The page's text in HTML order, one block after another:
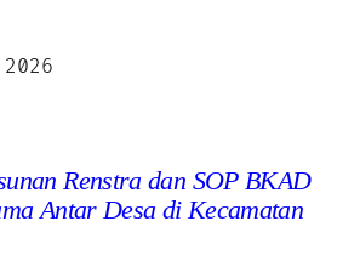
Renstra dan SOP BKAD
Antar Desa di Kecamatan